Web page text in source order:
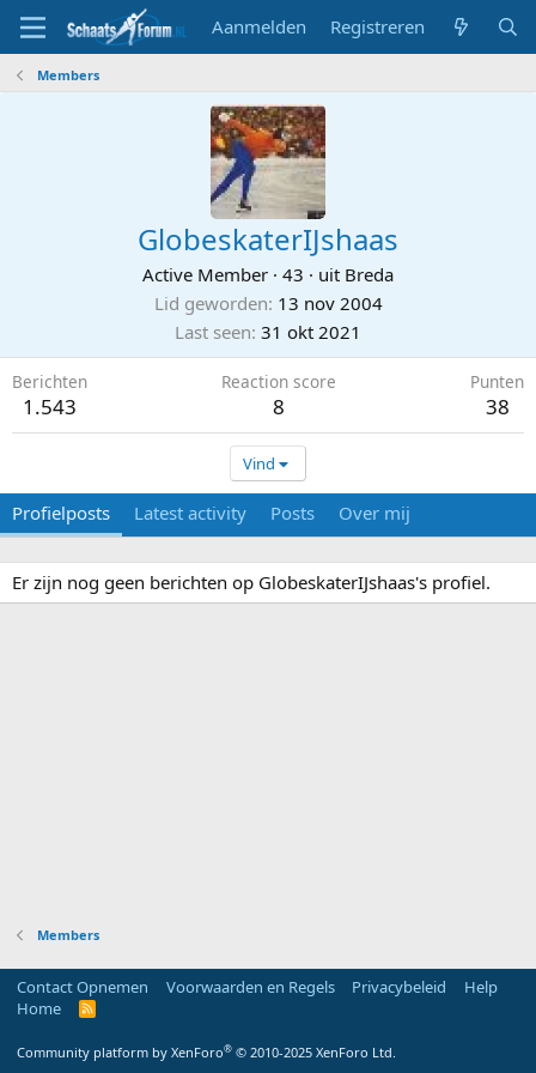
Aanmelden Registreren
Members
GlobeskaterIJshaas
Active Member · 43 · uit Breda
Lid geworden 13 nov 2004
Last seen 31 okt 2021
Berichten
1.543
Reaction score
8
Punten
38
Vind
Profielposts Latest activity Posts Over mij
Er zijn nog geen berichten op GlobeskaterIJshaas's profiel.
Members
Contact Opnemen Voorwaarden en Regels Privacybeleid
Help
Home
R
Community platform by XenForo® © 2010-2025 XenForo Ltd.